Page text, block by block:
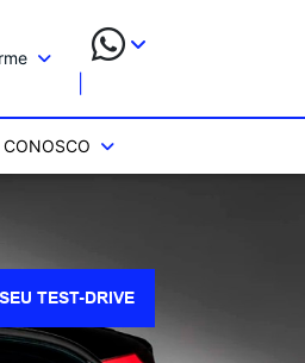
CONOSCO
TEST-DRIVE